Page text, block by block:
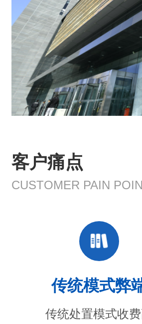
客户痛点
CUSTOMER PAIN
传统模式弊
传统处置模式收